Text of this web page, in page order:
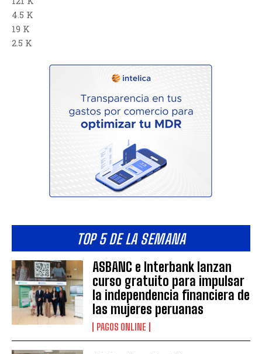
4.5 K
19 K
2.5 K
TOP 5 DE LA SEMANA
ASBANC e Interbank lanzan
curso gratuito para impulsar
la independencia financiera de
las mujeres peruanas
PAGOS ONLINE